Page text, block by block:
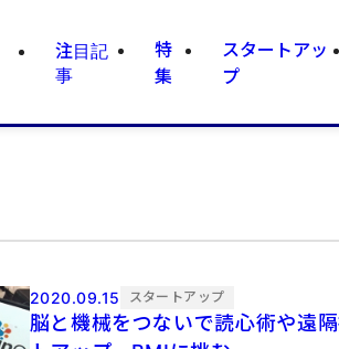
注目記
事
特
集
スタートアッ
プ
2020.09.15 スタートアップ
脳と機械をつないで読心術や遠